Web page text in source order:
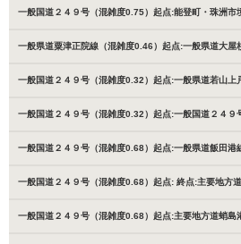
一般国道２４９号（混雑度0.75）起点:能登町・珠洲
一般県道粟津正院線（混雑度0.46）起点:一般県道大
一般国道２４９号（混雑度0.32）起点:一般県道若山
一般国道２４９号（混雑度0.32）起点:一般国道２４
一般国道２４９号（混雑度0.68）起点:一般県道飯田
一般国道２４９号（混雑度0.68）起点: 終点:主要地方
一般国道２４９号（混雑度0.68）起点:主要地方道蛸